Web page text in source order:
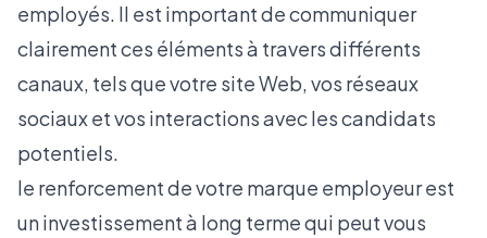
employés. Il est important de communiquer
clairement ces éléments à travers différents
canaux, tels que votre site Web, vos réseaux
sociaux et vos interactions avec les candidats
potentiels.
le renforcement de votre marque employeur est
un investissement à long terme qui peut vous